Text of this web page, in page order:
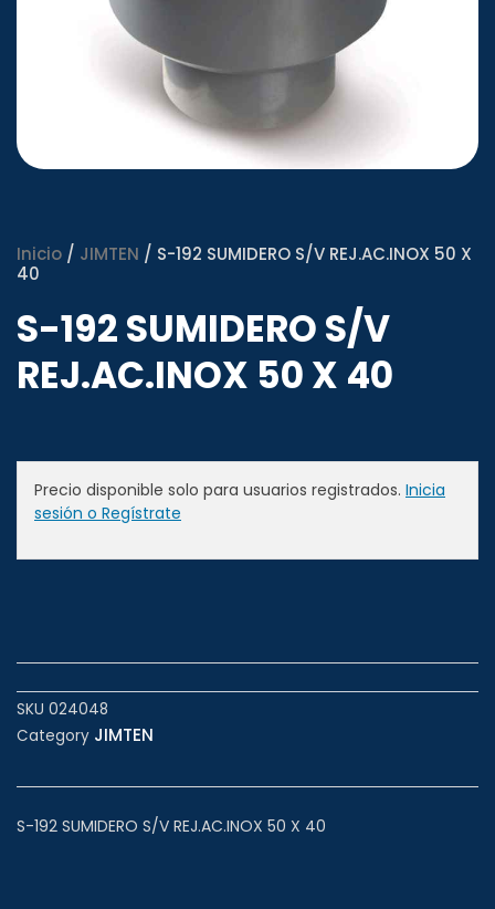
Inicio / JIMTEN / S-192 SUMIDERO S/V REJ.AC.INOX 50 X
40
S-192 SUMIDERO S/V
REJ.AC.INOX 50 X 40
Precio disponible solo para usuarios registrados. Inicia
sesión o Regístrate
SKU 024048
Category JIMTEN
S-192 SUMIDERO S/V REJ.AC.INOX 50 X 40